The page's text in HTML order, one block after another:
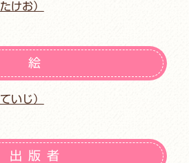
けお）
絵
いじ）
出版者